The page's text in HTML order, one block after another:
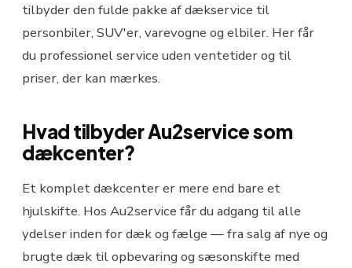
tilbyder den fulde pakke af dækservice til
personbiler, SUV'er, varevogne og elbiler. Her får
du professionel service uden ventetider og til
priser, der kan mærkes.
Hvad tilbyder Au2service som
dækcenter?
Et komplet dækcenter er mere end bare et
hjulskifte. Hos Au2service får du adgang til alle
ydelser inden for dæk og fælge — fra salg af nye og
brugte dæk til opbevaring og sæsonskifte med